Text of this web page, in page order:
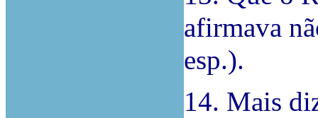
afirmava
esp.).
14. Mais